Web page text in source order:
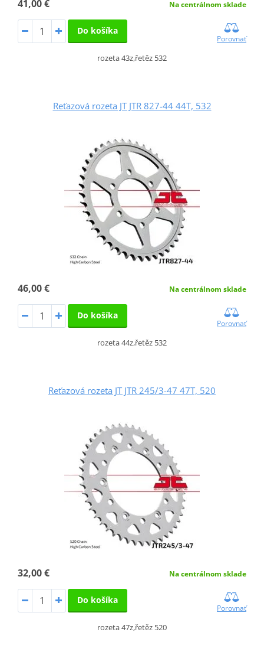
41,00 € Na centrálnom sklade
Do košíka
Porovnať
rozeta 43z,řetěz 532
Reťazová rozeta JT JTR 827-44 44T, 532
46,00 € Na centrálnom sklade
Do košíka
Porovnať
rozeta 44z,řetěz 532
Reťazová rozeta JT JTR 245/3-47 47T, 520
32,00 € Na centrálnom sklade
Do košíka
Porovnať
rozeta 47z,řetěz 520